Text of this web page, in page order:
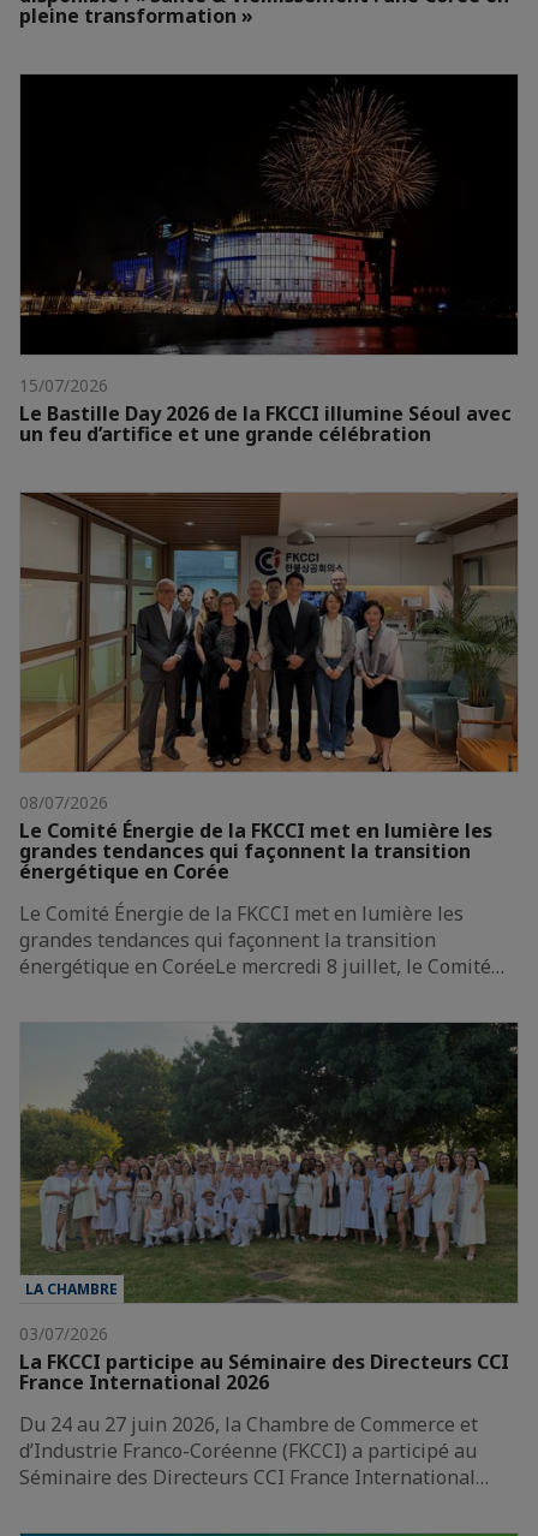
pleine transformation »
15/07/2026
Le Bastille Day 2026 de la FKCCI illumine Séoul avec
un feu d’artifice et une grande célébration
08/07/2026
Le Comité Énergie de la FKCCI met en lumière les
grandes tendances qui façonnent la transition
énergétique en Corée
Le Comité Énergie de la FKCCI met en lumière les
grandes tendances qui façonnent la transition
énergétique en CoréeLe mercredi 8 juillet, le Comité…
LA CHAMBRE
03/07/2026
La FKCCI participe au Séminaire des Directeurs CCI
France International 2026
Du 24 au 27 juin 2026, la Chambre de Commerce et
d’Industrie Franco-Coréenne (FKCCI) a participé au
Séminaire des Directeurs CCI France International…